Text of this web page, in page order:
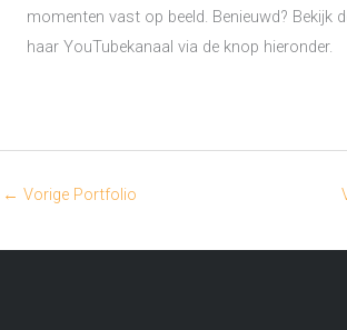
momenten vast op beeld. Benieuwd? Bekijk
haar YouTubekanaal via de knop hieronder.
← Vorige Portfolio